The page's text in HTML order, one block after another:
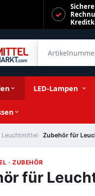
LED-Lampen
Leuchtmittel Zubehör für
· ZUBEHÖR
für